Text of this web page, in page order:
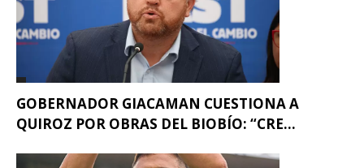
GOBERNADOR GIACAMAN CUESTIONA A
QUIROZ POR OBRAS DEL BIOBÍO: “CRE...